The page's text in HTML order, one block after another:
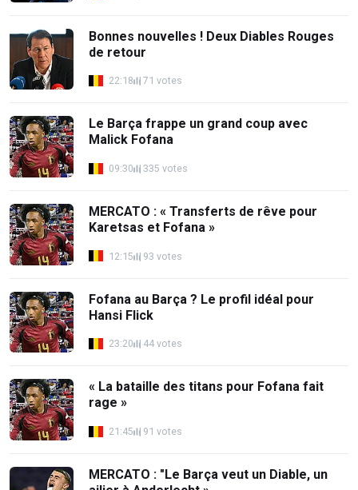
Bonnes nouvelles ! Deux Diables Rouges
de retour
22:18 71 votes
Le Barça frappe un grand coup avec
Malick Fofana
09:30 335 votes
MERCATO : « Transferts de rêve pour
Karetsas et Fofana »
12:15 93 votes
Fofana au Barça ? Le profil idéal pour
Hansi Flick
23:20 44 votes
« La bataille des titans pour Fofana fait
rage »
21:45 91 votes
MERCATO : "Le Barça veut un Diable, un